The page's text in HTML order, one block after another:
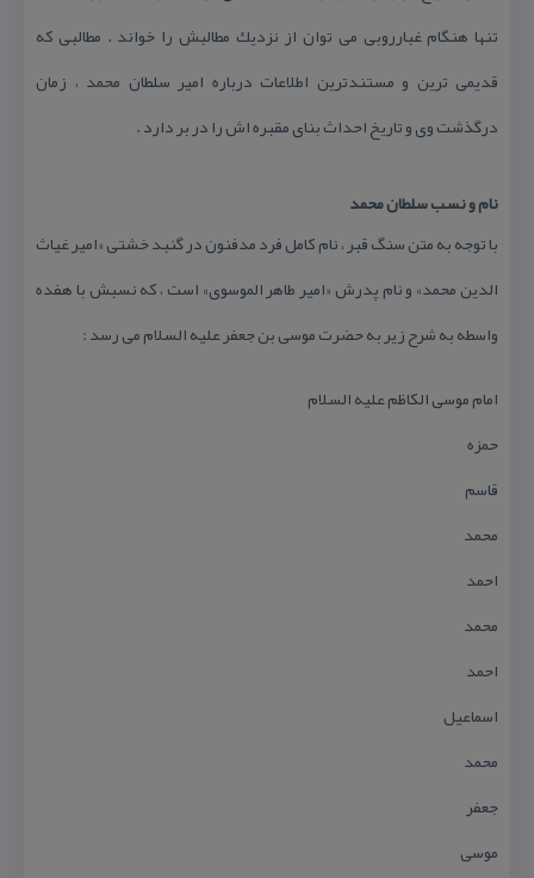
تنها هنگام غبارروبی می توان از نزدیك مطالبش را خواند . مطالبی كه
قدیمی ترین و مستندترین اطلاعات درباره امیر سلطان محمد ، زمان
درگذشت وی و تاریخ احداث بنای مقبره اش را در بر دارد .
نام و نسب سلطان محمد
با توجه به متن سنگ قبر ، نام كامل فرد مدفنون در گنبد خشتی «امیر غیاث
الدین محمد» و نام پدرش «امیر طاهر الموسوی» است ، كه نسبش با هفده
واسطه به شرح زیر به حضرت موسی بن جعفر علیه السلام می رسد :
امام موسی الكاظم علیه السلام
حمزه
قاسم
محمد
احمد
محمد
احمد
اسماعیل
محمد
جعفر
موسی